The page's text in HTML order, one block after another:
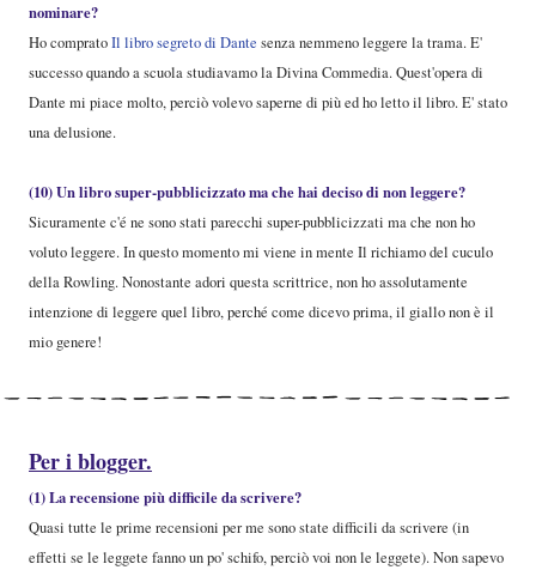
nominare?
Ho compratoIl libro segreto di Dante senza nemmeno leggere la trama. E'
successo quando a scuola studiavamo la Divina Commedia. Quest'opera di
Dante mi piace molto, perciò volevo saperne di più ed ho letto il libro. E' stato
una delusione.
(10) Un libro super-pubblicizzato ma che hai deciso di non leggere?
Sicuramente c'é ne sono stati parecchi super-pubblicizzati ma che non ho
voluto leggere. In questo momento mi viene in mente Il richiamo del cuculo
della Rowling. Nonostante adori questa scrittrice, non ho assolutamente
intenzione di leggere quel libro, perché come dicevo prima, il giallo non è il
mio genere!
Per i blogger.
(1) La recensione più difficile da scrivere?
Quasi tutte le prime recensioni per me sono state difficili da scrivere (in
effetti se le leggete fanno un po' schifo, perciò voi non le leggete). Non sapevo